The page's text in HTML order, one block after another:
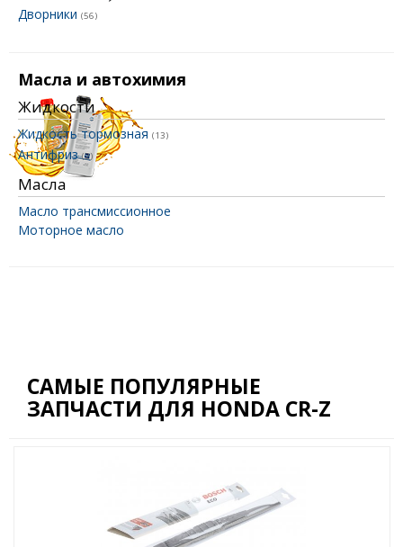
Дворники (56)
Масла и автохимия
Жидкости
Жидкость тормозная (13)
Антифриз(2)
Масла
Масло трансмиссионное
Моторное масло
САМЫЕ ПОПУЛЯРНЫЕ
ЗАПЧАСТИ ДЛЯ HONDA CR-Z